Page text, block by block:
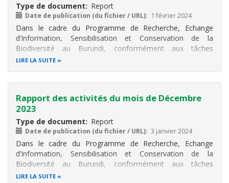
Type de document Report
Date de publication (du fichier / URL) 1 février 2024
Dans le cadre du Programme de Recherche, Echange
d’Information, Sensibilisation et Conservation de la
Biodiversité au Burundi, conformément aux tâches
attribuées au Consultant CHM, il a été réalisé différentes
LIRE LA SUITE
Rapport des activités du mois de Décembre
2023
Type de document Report
Date de publication (du fichier / URL) 3 janvier 2024
Dans le cadre du Programme de Recherche, Echange
d’Information, Sensibilisation et Conservation de la
Biodiversité au Burundi, conformément aux tâches
attribuées au Consultant CHM, il a été réalisé différentes
LIRE LA SUITE